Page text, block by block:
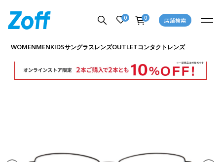
0 0 店舗検索
WOMENMENKIDSサングラスレンズOUTLETコンタクトレンズ
商品詳細ページへ